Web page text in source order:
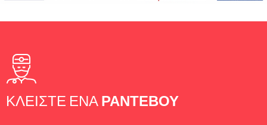
ΚΛΕΊΣΤΕ ΈΝΑΡΑΝΤΕΒΟΎ